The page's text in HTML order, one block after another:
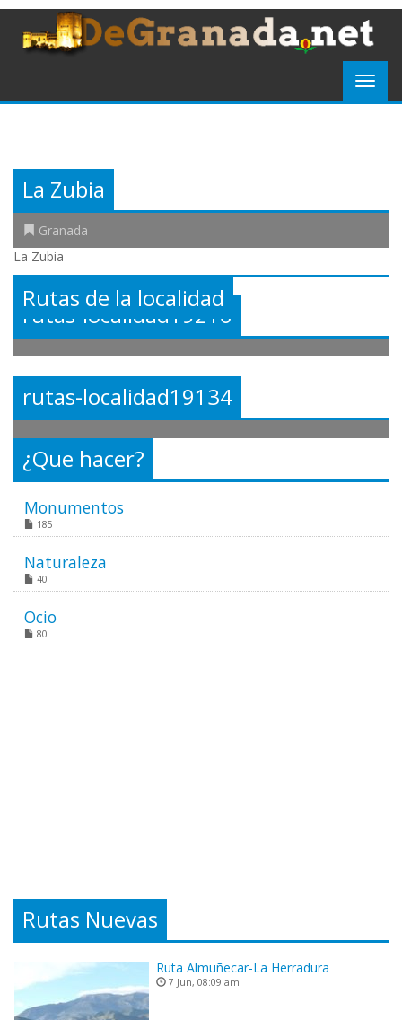
La Zubia
Granada
La Zubia
Rutas de la localidad
rutas-localidad19216
rutas-localidad19134
¿Que hacer?
Monumentos
185
Naturaleza
40
Ocio
80
Rutas Nuevas
Ruta Almuñecar-La Herradura
7 Jun, 08:09 am